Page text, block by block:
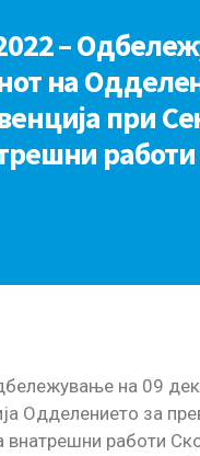
–
на
при
работи
на 09
Одделението за
внатрешни работи